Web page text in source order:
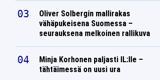
Oliver Solbergin mallirakas
vähäpukeisena Suomessa –
seurauksena melkoinen rallikuva
Minja Korhonen paljasti IL:lle –
tähtäimessä on uusi ura